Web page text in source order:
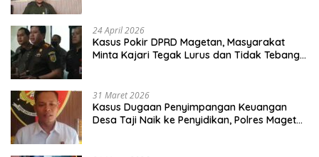
24 April 2026
Kasus Pokir DPRD Magetan, Masyarakat
Minta Kajari Tegak Lurus dan Tidak Tebang
31 Maret 2026
Kasus Dugaan Penyimpangan Keuangan
Desa Taji Naik ke Penyidikan, Polres Magetan